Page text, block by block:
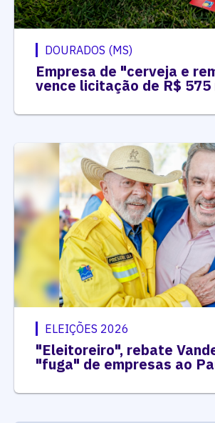
DOURADOS (MS)
Empresa de "cerveja e
vence licitação de R$ 575
ELEIÇÕES 2026
"Eleitoreiro", rebate
"fuga" de empresas ao